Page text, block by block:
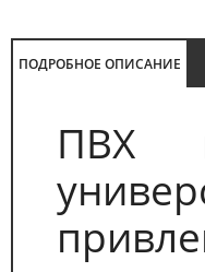
ПОДРОБНОЕ ОПИСАНИЕ
ПВХ